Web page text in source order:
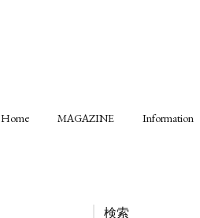
Home MAGAZINE Information
検索